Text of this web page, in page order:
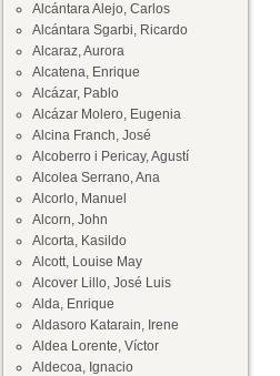
Alcántara Alejo, Carlos
Alcántara Sgarbi, Ricardo
Alcaraz, Aurora
Alcatena, Enrique
Alcázar, Pablo
Alcázar Molero, Eugenia
Alcina Franch, José
Alcoberro i Pericay, Agustí
Alcolea Serrano, Ana
Alcorlo, Manuel
Alcorn, John
Alcorta, Kasildo
Alcott, Louise May
Alcover Lillo, José Luis
Alda, Enrique
Aldasoro Katarain, Irene
Aldea Lorente, Víctor
Aldecoa, Ignacio